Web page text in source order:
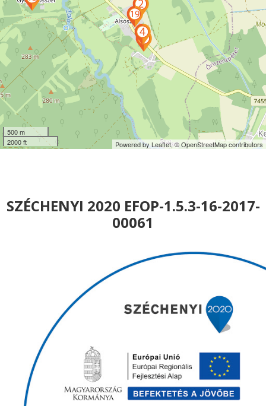
500 m
2000 ft
Powered by Leaflet,© OpenStreetMap contributors
SZÉCHENYI 2020 EFOP-1.5.3-16-2017-
00061